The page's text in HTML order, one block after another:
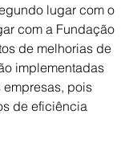
lugar com o
com a Fundação
de melhorias de
implementadas
empresas, pois
de eficiência